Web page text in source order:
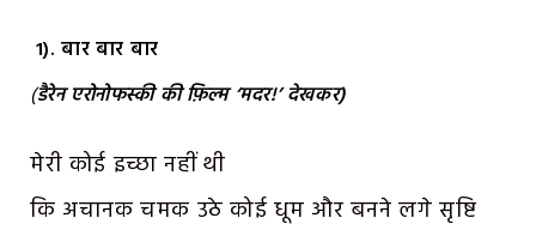
1). बार बार बार
(डैरेन एरोनोफस्की की फ़िल्म ‘मदर!’ देखकर)
मेरी कोई इच्छा नहीं थी
कि अचानक चमक उठे कोई धूम और बनने लगे सृष्टि